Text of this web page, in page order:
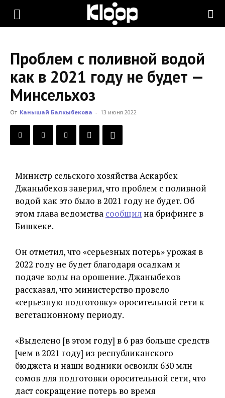
KLOOP.KG
Новости
Кыргызстана
Проблем с поливной водой
как в 2021 году не будет —
Минсельхоз
От Канышай Балкыбекова - 13 июня 2022
Министр сельского хозяйства Аскарбек
Джаныбеков заверил, что проблем с поливной
водой как это было в 2021 году не будет. Об
этом глава ведомства сообщил на брифинге в
Бишкеке.
Он отметил, что «серьезных потерь» урожая в
2022 году не будет благодаря осадкам и
подаче воды на орошение. Джаныбеков
рассказал, что министерство провело
«серьезную подготовку» оросительной сети к
вегетационному периоду.
«Выделено [в этом году] в 6 раз больше средств
[чем в 2021 году] из республиканского
бюджета и наши водники освоили 630 млн
сомов для подготовки оросительной сети, что
даст сокращение потерь во время